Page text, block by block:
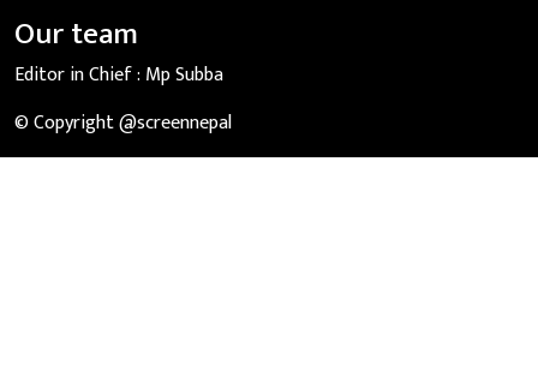
Our team
Editor in Chief : Mp Subba
© Copyright @screennepal